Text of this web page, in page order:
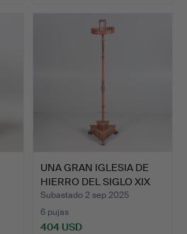
UNA GRAN IGLESIA DE
HIERRO DEL SIGLO XIX
C…
Subastado 2 sep 2025
6 pujas
404 USD